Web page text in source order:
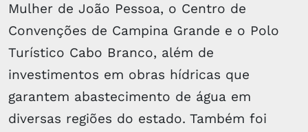
Mulher de João Pessoa, o Centro de
Convenções de Campina Grande e o Polo
Turístico Cabo Branco, além de
investimentos em obras hídricas que
garantem abastecimento de água em
diversas regiões do estado. Também foi